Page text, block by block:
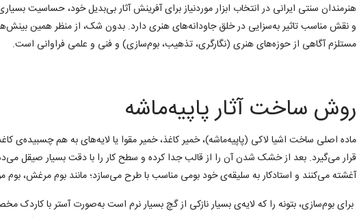
هنرمندان سنتی ایرانی در انتخاب ابزار موردنیاز برای آفرینش آثار بی‌بدیل خود، حساسیت
و نقش مناسب تاثیر به‌سزایی در خلق جاودانه‌های هنری دارد. بدون شک، از منظر همین
مستلزم آگاهی از حوزه‌های هنری (نگارگری، تذهیب، بوم‌سازی) و فنی و علمی فراوانی است.
روش ساخت آثار پاپیه‌ماشه
ماده اصلی ساخت اشیا لاکی (پاپیه‌ماشه)، خمیر کاغذ، خمیر مقوا یا لایه‌های به هم
قرار می‌گیرد. بعد از خشک شدن آن را از قالب جدا کرده و سطح کار را با دقت بسیار صیقل
آغشته می‌کنند و استادکار به سلیقه‌ی خود بومی مناسب با طرح می‌سازد؛ مانند بوم مرغش، بوم
برای بوم‌سازی، بتونه را که لایه‌ی بسیار نازکی از گچ بسیار نرم است به‌صورت آستر با